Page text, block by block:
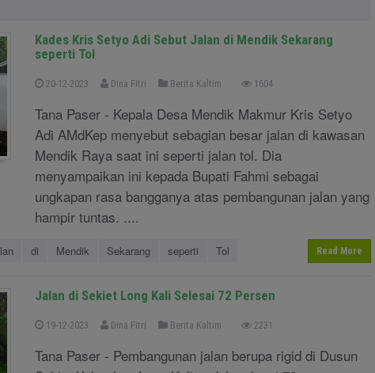
Kades Kris Setyo Adi Sebut Jalan di Mendik Sekarang
seperti Tol
20-12-2023 Dina Fitri Berita Kaltim 1604
Tana Paser - Kepala Desa Mendik Makmur Kris Setyo
Adi AMdKep menyebut sebagian besar jalan di kawasan
Mendik Raya saat ini seperti jalan tol. Dia
menyampaikan ini kepada Bupati Fahmi sebagai
ungkapan rasa bangganya atas pembangunan jalan yang
hampir tuntas. ....
di Mendik Sekarang seperti Tol Read More
Jalan di Sekiet Long Kali Selesai 72 Persen
19-12-2023 Dina Fitri Berita Kaltim 2231
Tana Paser - Pembangunan jalan berupa rigid di Dusun